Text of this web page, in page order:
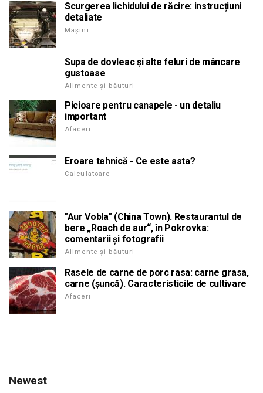
Scurgerea lichidului de răcire: instrucțiuni
detaliate
Mașini
Supa de dovleac și alte feluri de mâncare
gustoase
Alimente și băuturi
Picioare pentru canapele - un detaliu
important
Afaceri
Eroare tehnică - Ce este asta?
Calculatoare
"Aur Vobla" (China Town). Restaurantul de
bere „Roach de aur“, în Pokrovka:
comentarii și fotografii
Alimente și băuturi
Rasele de carne de porc rasa: carne grasa,
carne (șuncă). Caracteristicile de cultivare
Afaceri
Newest